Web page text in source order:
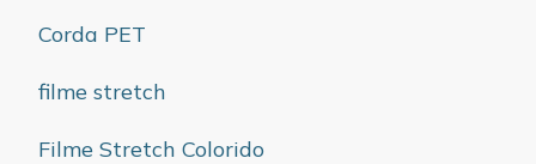
Corda PET
filme stretch
Filme Stretch Colorido